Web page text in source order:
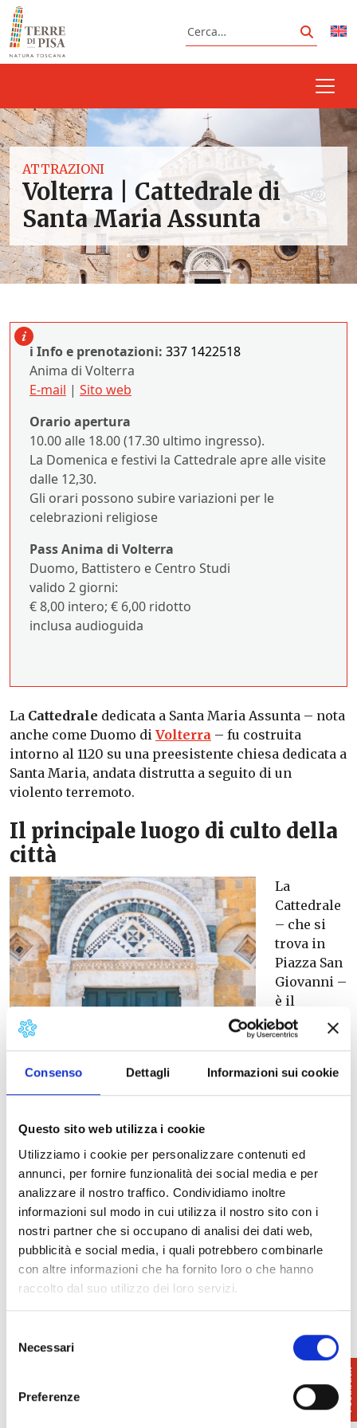
Consenso Dettagli Informazioni sui cookie
Questo sito web utilizza i cookie
Utilizziamo i cookie per personalizzare contenuti ed
annunci, per fornire funzionalità dei social media e per
analizzare il nostro traffico. Condividiamo inoltre
informazioni sul modo in cui utilizza il nostro sito con i
nostri partner che si occupano di analisi dei dati web,
pubblicità e social media, i quali potrebbero combinarle
con altre informazioni che ha fornito loro o che hanno
raccolto dal suo utilizzo dei loro servizi.
delNecessari
Preferenze
Vai al contenuto
Cerca
Cerca
ATTRAZIONI
Volterra | Cattedrale di
Santa Maria Assunta
ℹ️ Info e prenotazioni: 337 1422518
Anima di Volterra
E-mail | Sito web
Orario apertura
10.00 alle 18.00 (17.30 ultimo ingresso).
La Domenica e festivi la Cattedrale apre alle visite
dalle 12,30.
Gli orari possono subire variazioni per le
celebrazioni religiose
Pass Anima di Volterra
Duomo, Battistero e Centro Studi
valido 2 giorni:
€ 8,00 intero; € 6,00 ridotto
inclusa audioguida
La Cattedrale dedicata a Santa Maria Assunta – nota
anche come Duomo di Volterra – fu costruita
intorno al 1120 su una preesistente chiesa dedicata a
Santa Maria, andata distrutta a seguito di un
violento terremoto.
Il principale luogo di culto della
città
L’ingresso ©Orietta Gaspari – istock
La
Cattedrale
– che si
trova in
Piazza San
Giovanni –
è il
principale
luogo di
Volterra.
esempio di
stile
romanico
pisano
risale al
XIII secolo, quando la chiesa fu ingrandita e
adornata molto probabilmente anche da Nicola
Pisano che lavorò al vicino
Battistero
L’interno è a croce latina,con tre navate divise da
bianche e nere. Nella navata sinistra si trova il
XII, mentre in una cappella è custodito il
gruppo
(1228), capolavoro della